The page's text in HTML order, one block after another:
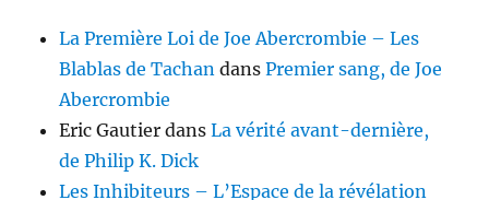
La Première Loi de Joe Abercrombie – Les
Blablas de Tachan dansPremier sang, de Joe
Abercrombie
Eric Gautier dansLa vérité avant-dernière,
de Philip K. Dick
Les Inhibiteurs – L’Espace de la révélation